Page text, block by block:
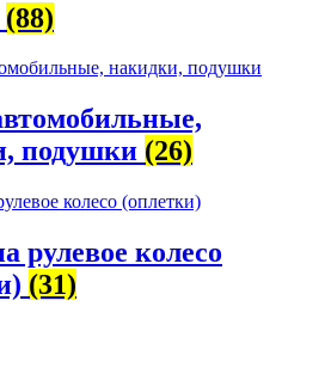
(88)
подушки (26)
рулевое колесо
(31)